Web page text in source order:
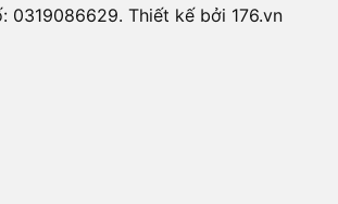
0319086629. Thiết kế bởi 176.vn